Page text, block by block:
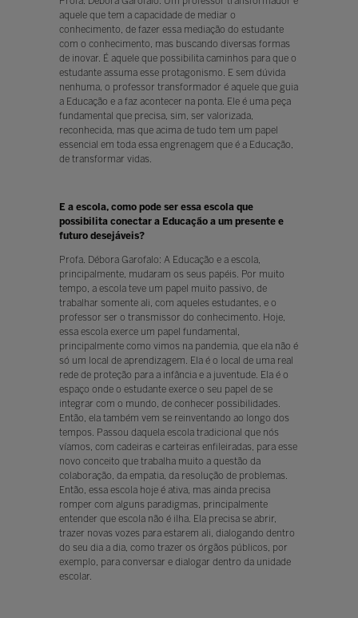
aquele que tem a capacidade de mediar o
conhecimento, de fazer essa mediação do estudante
com o conhecimento, mas buscando diversas formas
de inovar. É aquele que possibilita caminhos para que o
estudante assuma esse protagonismo. E sem dúvida
nenhuma, o professor transformador é aquele que guia
a Educação e a faz acontecer na ponta. Ele é uma peça
fundamental que precisa, sim, ser valorizada,
reconhecida, mas que acima de tudo tem um papel
essencial em toda essa engrenagem que é a Educação,
de transformar vidas.
E a escola, como pode ser essa escola que
possibilita conectar a Educação a um presente e
futuro desejáveis?
Profa. Débora Garofalo: A Educação e a escola,
principalmente, mudaram os seus papéis. Por muito
tempo, a escola teve um papel muito passivo, de
trabalhar somente ali, com aqueles estudantes, e o
professor ser o transmissor do conhecimento. Hoje,
essa escola exerce um papel fundamental,
principalmente como vimos na pandemia, que ela não é
só um local de aprendizagem. Ela é o local de uma real
rede de proteção para a infância e a juventude. Ela é o
espaço onde o estudante exerce o seu papel de se
integrar com o mundo, de conhecer possibilidades.
Então, ela também vem se reinventando ao longo dos
tempos. Passou daquela escola tradicional que nós
víamos, com cadeiras e carteiras enfileiradas, para esse
novo conceito que trabalha muito a questão da
colaboração, da empatia, da resolução de problemas.
Então, essa escola hoje é ativa, mas ainda precisa
romper com alguns paradigmas, principalmente
entender que escola não é ilha. Ela precisa se abrir,
trazer novas vozes para estarem ali, dialogando dentro
do seu dia a dia, como trazer os órgãos públicos, por
exemplo, para conversar e dialogar dentro da unidade
escolar.